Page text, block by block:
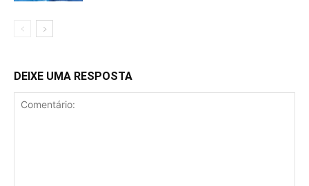
DEIXE UMA RESPOSTA